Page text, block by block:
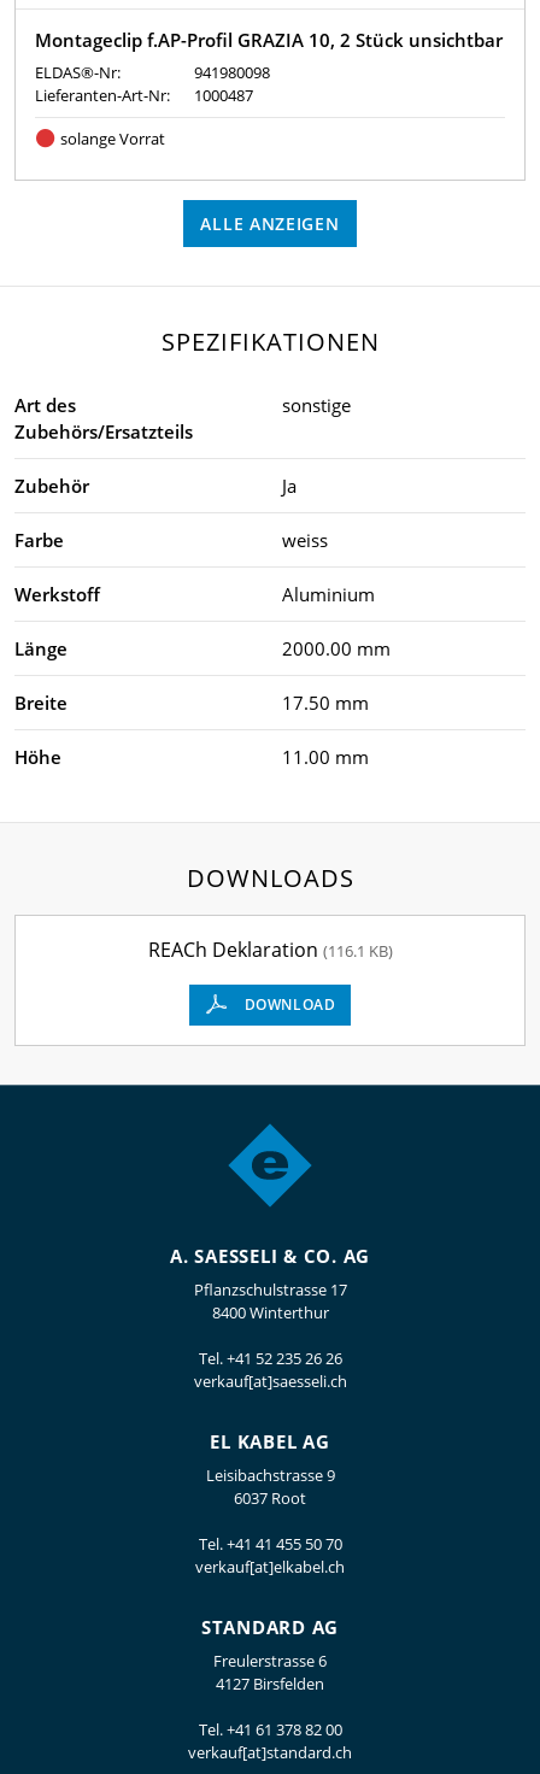
Montageclip f.AP-Profil GRAZIA 10, 2 Stück unsichtbar
ELDAS®-Nr:
941980098
Lieferanten-Art-Nr:
1000487
solange Vorrat
ALLE ANZEIGEN
SPEZIFIKATIONEN
Art des
Zubehörs/Ersatzteils
sonstige
Zubehör Ja
Farbe weiss
Werkstoff Aluminium
Länge 2000.00 mm
Breite 17.50 mm
Höhe 11.00 mm
DOWNLOADS
REACh Deklaration (116.1 KB)
DOWNLOAD
A. SAESSELI & CO. AG
Pflanzschulstrasse 17
8400 Winterthur
Tel.+41 52 235 26 26
verkauf[at]saesseli.ch
EL KABEL AG
Leisibachstrasse 9
6037 Root
Tel.+41 41 455 50 70
verkauf[at]elkabel.ch
STANDARD AG
Freulerstrasse 6
4127 Birsfelden
Tel.+41 61 378 82 00
verkauf[at]standard.ch